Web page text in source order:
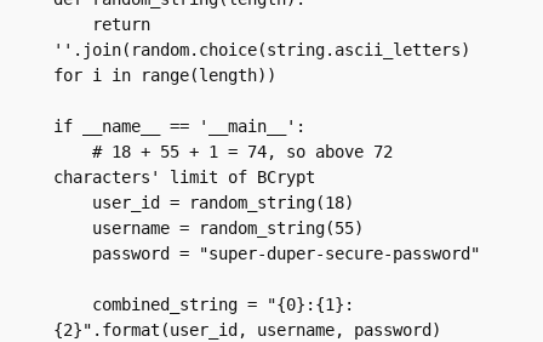
''.join(random.choice(string.ascii_letters)
for i in range(length))
if __name__ == '__main__':
characters' limit of BCrypt
    user_id = random_string(18)
    username = random_string(55)
    password = "super-duper-secure-password"
{2}".format(user_id, username, password)